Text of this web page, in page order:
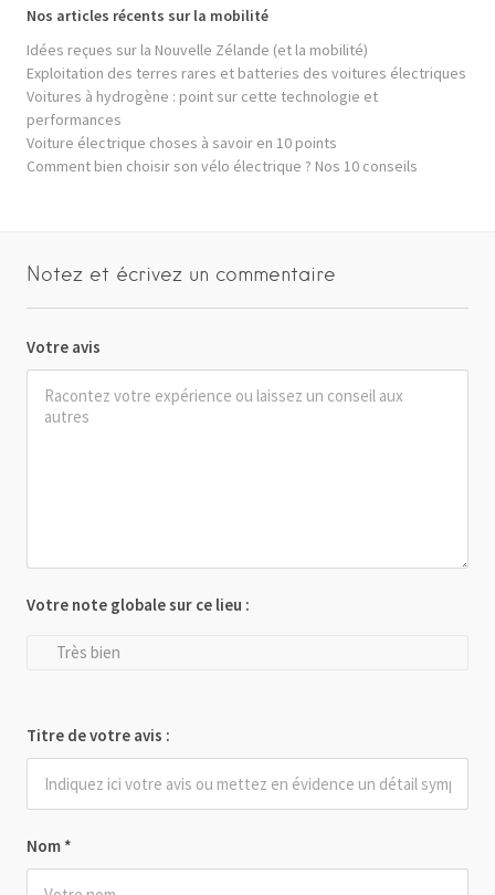
Nos articles récents sur la mobilité
Idées reçues sur la Nouvelle Zélande (et la mobilité)
Exploitation des terres rares et batteries des voitures électriques
Voitures à hydrogène : point sur cette technologie et
performances
Voiture électrique choses à savoir en 10 points
Comment bien choisir son vélo électrique ? Nos 10 conseils
Notez et écrivez un commentaire
Votre avis
Nom *
Votre note globale sur ce lieu :
Très bien
Titre de votre avis :